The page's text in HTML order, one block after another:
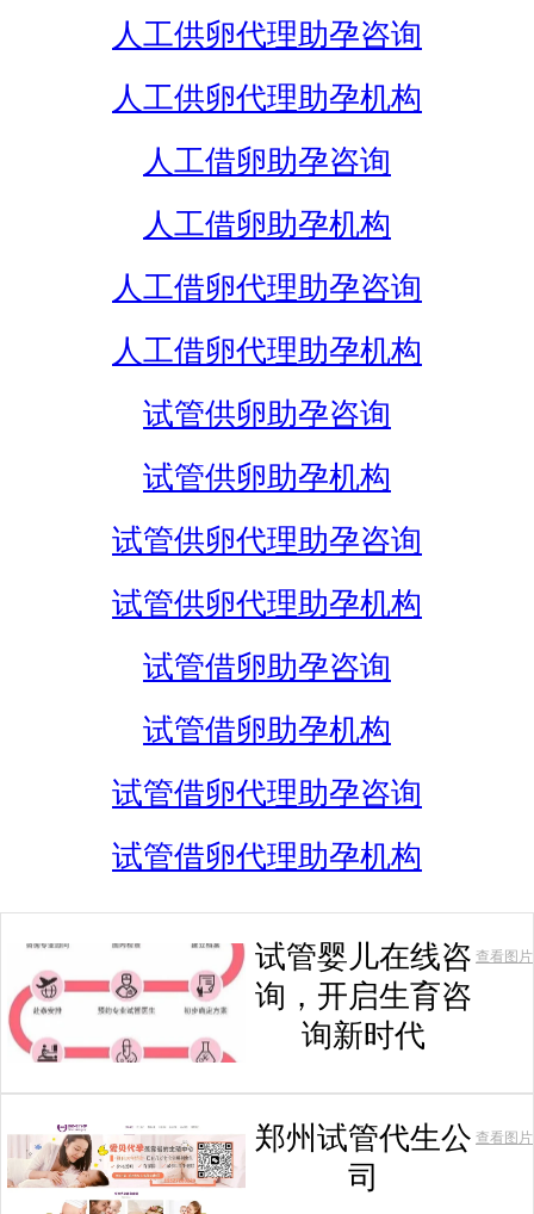
人工供卵代理助孕咨询
人工供卵代理助孕机构
人工借卵助孕咨询
人工借卵助孕机构
人工借卵代理助孕咨询
人工借卵代理助孕机构
试管供卵助孕咨询
试管供卵助孕机构
试管供卵代理助孕咨询
试管供卵代理助孕机构
试管借卵助孕咨询
试管借卵助孕机构
试管借卵代理助孕咨询
试管借卵代理助孕机构
试管婴儿在线咨
询，开启生育咨
询新时代
查看图片
郑州试管代生公
司
查看图片